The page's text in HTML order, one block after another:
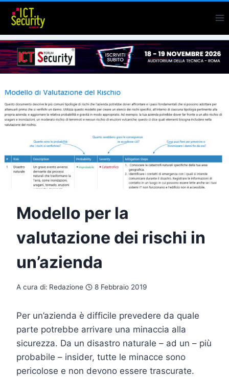
Salta
contenuto
Modello per la
valutazione dei rischi in
un’azienda
A cura di: Redazione 8 Febbraio 2019
Per un’azienda è difficile prevedere da quale
parte potrebbe arrivare una minaccia alla
sicurezza. Da un disastro naturale – ad un – più
probabile – insider, tutte le minacce sono
pericolose e non devono essere trascurate.